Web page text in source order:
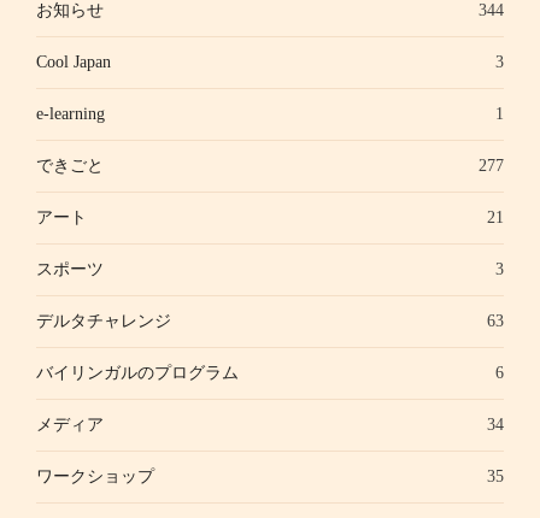
お知らせ 344
Cool Japan 3
e-learning 1
できごと 277
アート 21
スポーツ 3
デルタチャレンジ 63
バイリンガルのプログラム 6
メディア 34
ワークショップ 35